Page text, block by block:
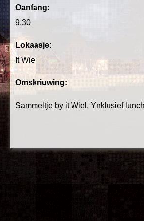
Oanfang:
9.30
Lokaasje:
It Wiel
Omskriuwing:
Sammeltje by it Wiel. Ynklusief